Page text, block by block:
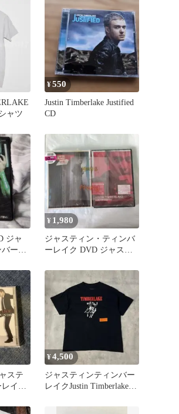
ャツ
¥550
Justin Timberlake Justified
CD
ジャ
ーレ
¥ 1,980
ジャスティン・ティンバ
ーレイク DVD ジャステ
ステ
イク/
¥4,500
ジャスティンティンバー
レイクJustin Timberlake